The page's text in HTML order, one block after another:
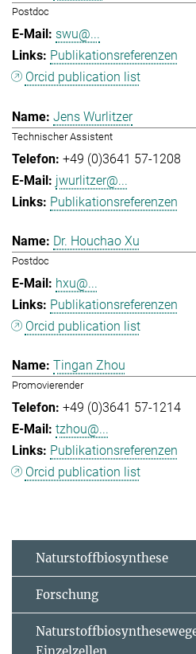
Postdoc
swu@...
Publikationsreferenzen
Orcid publication list
Jens Wurlitzer
Technischer Assistent
+49 (0)3641 57-1208
jwurlitzer@...
Publikationsreferenzen
Dr. Houchao Xu
Postdoc
hxu@...
Publikationsreferenzen
Orcid publication list
Tingan Zhou
Promovierender
+49 (0)3641 57-1214
tzhou@...
Publikationsreferenzen
Orcid publication list
Naturstoffbiosynthese
Forschung